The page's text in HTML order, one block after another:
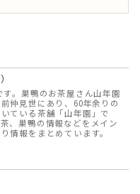
。巣鴨のお茶屋さん山年園
仲見世にあり、60年余りの
ている茶舗「山年園」で
、巣鴨の情報などをメイン
情報をまとめています。